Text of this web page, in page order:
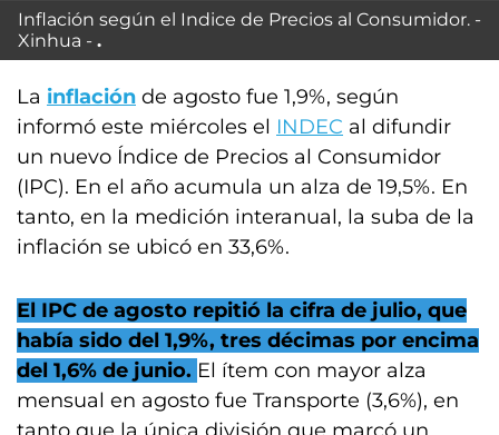
Inflación según el Indice de Precios al Consumidor. -
Xinhua -
La inflación de agosto fue 1,9%, según
informó este miércoles el INDEC al difundir
un nuevo Índice de Precios al Consumidor
(IPC). En el año acumula un alza de 19,5%. En
tanto, en la medición interanual, la suba de la
inflación se ubicó en 33,6%.
El IPC de agosto repitió la cifra de julio, que
había sido del 1,9%, tres décimas por encima
del 1,6% de junio. El ítem con mayor alza
mensual en agosto fue Transporte (3,6%), en